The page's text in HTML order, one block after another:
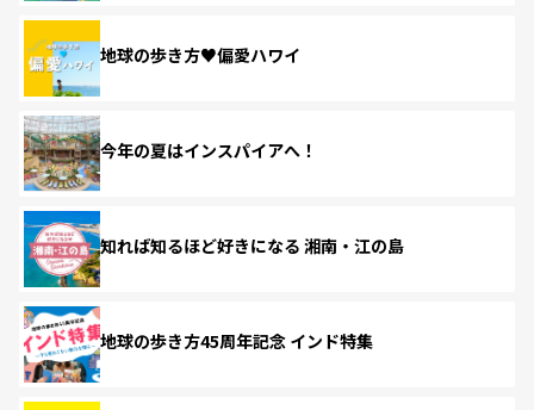
地球の歩き方♥偏愛ハワイ
今年の夏はインスパイアへ！
知れば知るほど好きになる 湘南・江の島
地球の歩き方45周年記念 インド特集